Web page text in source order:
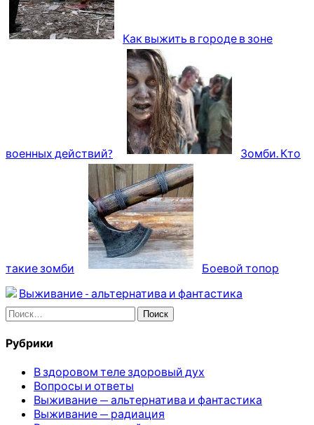
Как выжить в городе в зоне
военных действий? Зомби. Кто
такие зомби
Боевой топор
Выживание - альтернатива и фантастика
Найти:
Рубрики
В здоровом теле здоровый дух
Вопросы и ответы
Выживание — альтернатива и фантастика
Выживание — радиация